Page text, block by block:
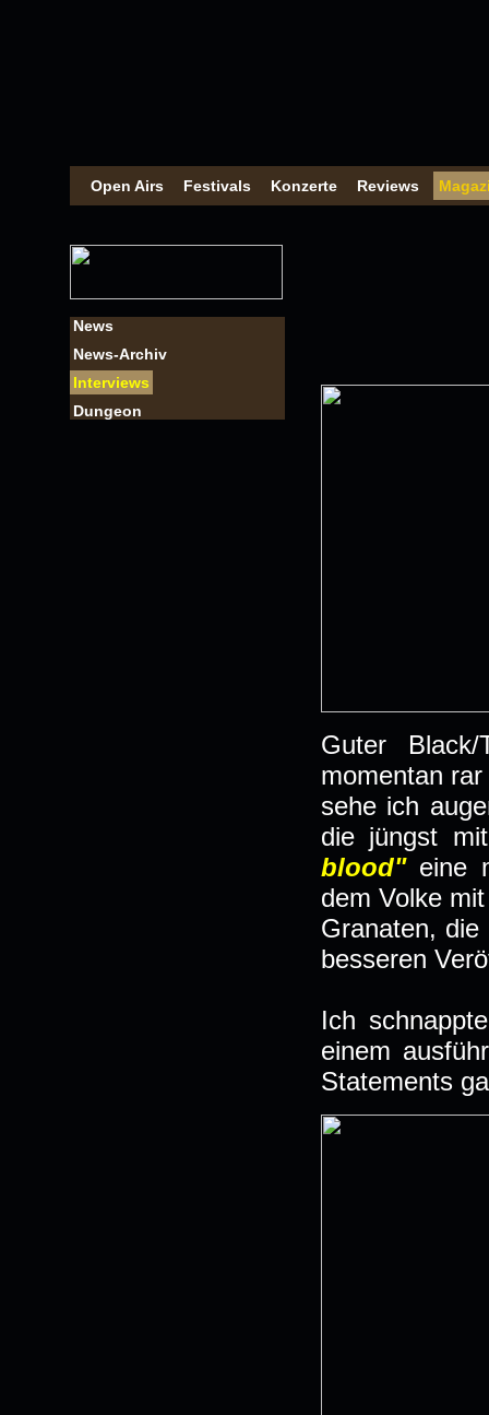
Open Airs Festivals Konzerte Reviews
News
News-Archiv
Interviews
Dungeon
Guter
momentan
sehe ich
die jüngst
blood" eine
dem Volke
Granaten,
besseren
Ich
einem
Statements